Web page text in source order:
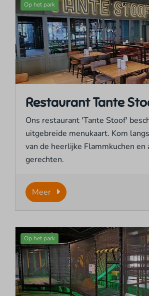
Op het park
Restaurant Tante
Ons restaurant 'Tante Stoof'
uitgebreide menukaart. Kom
van de heerlijke Flammkuchen en
gerechten.
Meer
Op het park